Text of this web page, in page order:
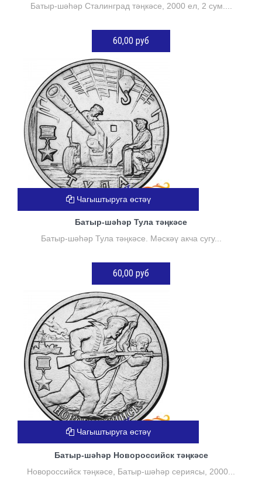
Батыр-шәһәр Сталинград тәңкәсе, 2000 ел, 2 сум....
60,00 руб
КӘРҖИНГӘ ӨСТӘҮ
Батыр-шәһәр Тула тәңкәсе
Батыр-шәһәр Тула тәңкәсе. Мәскәү акча сугу...
60,00 руб
КӘРҖИНГӘ ӨСТӘҮ
Чагыштыруга өстәү
Батыр-шәһәр Новороссийск тәңкәсе
Новороссийск тәңкәсе, Батыр-шәһәр сериясы, 2000...
Чагыштыруга өстәү